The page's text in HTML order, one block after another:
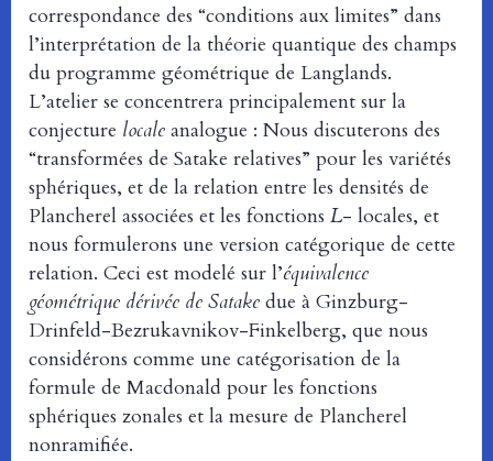
correspondance des “conditions aux limites” dans
l’interprétation de la théorie quantique des champs
du programme géométrique de Langlands.
L’atelier se concentrera principalement sur la
conjecture locale analogue : Nous discuterons des
“transformées de Satake relatives” pour les variétés
sphériques, et de la relation entre les densités de
Plancherel associées et les fonctions L- locales, et
nous formulerons une version catégorique de cette
relation. Ceci est modelé sur l’équivalence
géométrique dérivée de Satake due à Ginzburg-
Drinfeld-Bezrukavnikov-Finkelberg, que nous
considérons comme une catégorisation de la
formule de Macdonald pour les fonctions
sphériques zonales et la mesure de Plancherel
nonramifiée.